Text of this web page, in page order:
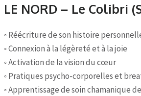
LE NORD – Le Colibri
◦ Réécriture de son histoire
◦ Connexion à la légèreté et à la joie
◦ Activation de la vision du cœur
◦ Pratiques psycho-corporelles et
◦ Apprentissage de soin chamanique